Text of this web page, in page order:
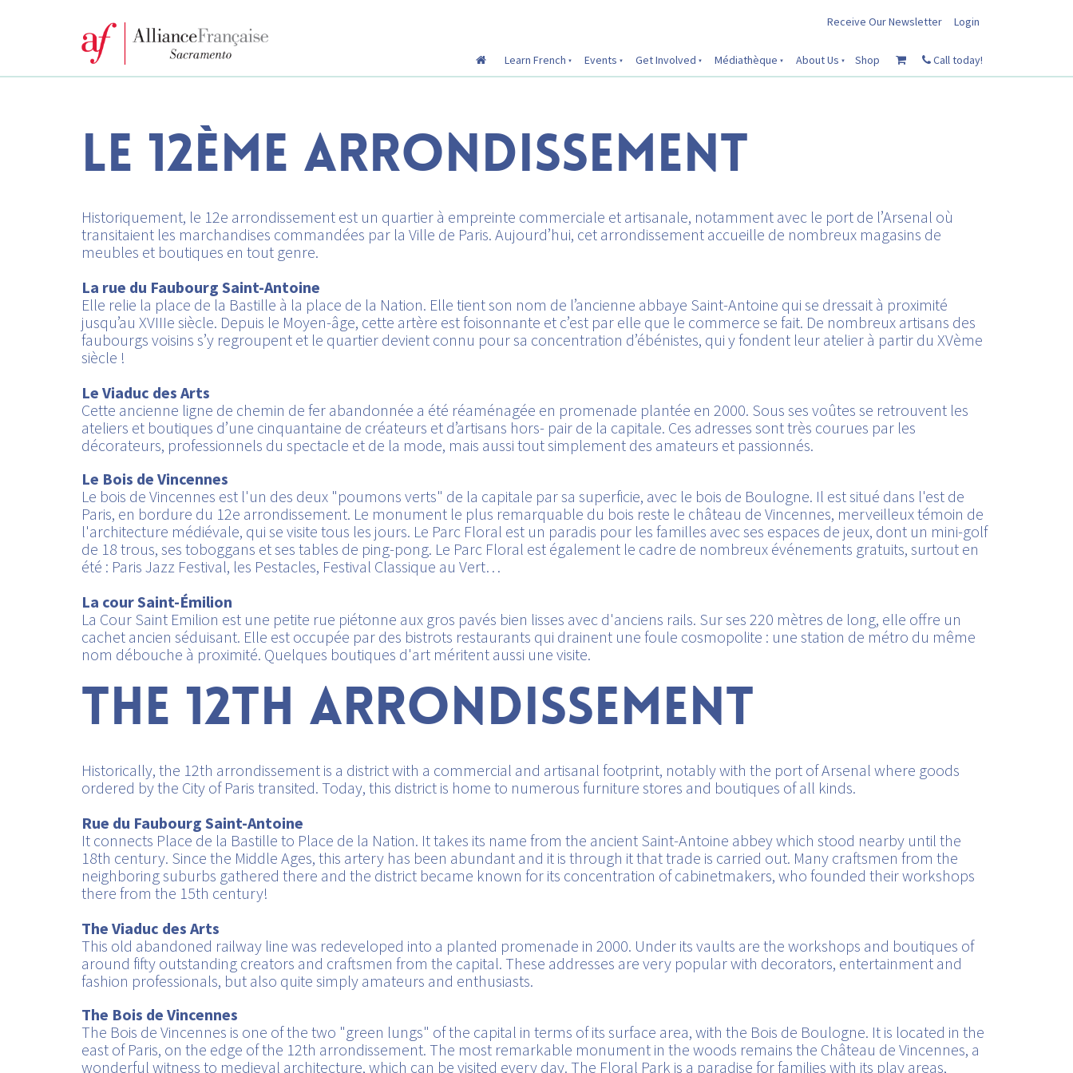
Login
Receive Our Newsletter
Learn French Events Get Involved Médiathèque About Us Shop Call today!
LE 12ÈME ARRONDISSEMENT
Historiquement, le 12e arrondissement est un quartier à empreinte commerciale et artisanale, notamment avec le port de l’Arsenal où
transitaient les marchandises commandées par la Ville de Paris. Aujourd’hui, cet arrondissement accueille de nombreux magasins de
meubles et boutiques en tout genre.
La rue du Faubourg Saint-Antoine
Elle relie la place de la Bastille à la place de la Nation. Elle tient son nom de l’ancienne abbaye Saint-Antoine qui se dressait à proximité
jusqu’au XVIIIe siècle. Depuis le Moyen-âge, cette artère est foisonnante et c’est par elle que le commerce se fait. De nombreux artisans des
faubourgs voisins s’y regroupent et le quartier devient connu pour sa concentration d’ébénistes, qui y fondent leur atelier à partir du XVème
siècle !
Le Viaduc des Arts
Cette ancienne ligne de chemin de fer abandonnée a été réaménagée en promenade plantée en 2000. Sous ses voûtes se retrouvent les
ateliers et boutiques d’une cinquantaine de créateurs et d’artisans hors- pair de la capitale. Ces adresses sont très courues par les
décorateurs, professionnels du spectacle et de la mode, mais aussi tout simplement des amateurs et passionnés.
Le Bois de Vincennes
Le bois de Vincennes est l'un des deux "poumons verts" de la capitale par sa superficie, avec le bois de Boulogne. Il est situé dans l'est de
Paris, en bordure du 12e arrondissement. Le monument le plus remarquable du bois reste le château de Vincennes, merveilleux témoin de
l'architecture médiévale, qui se visite tous les jours. Le Parc Floral est un paradis pour les familles avec ses espaces de jeux, dont un mini-golf
de 18 trous, ses toboggans et ses tables de ping-pong. Le Parc Floral est également le cadre de nombreux événements gratuits, surtout en
été : Paris Jazz Festival, les Pestacles, Festival Classique au Vert…
La cour Saint-Émilion
La Cour Saint Emilion est une petite rue piétonne aux gros pavés bien lisses avec d'anciens rails. Sur ses 220 mètres de long, elle offre un
cachet ancien séduisant. Elle est occupée par des bistrots restaurants qui drainent une foule cosmopolite : une station de métro du même
nom débouche à proximité. Quelques boutiques d'art méritent aussi une visite.
THE 12TH ARRONDISSEMENT
Historically, the 12th arrondissement is a district with a commercial and artisanal footprint, notably with the port of Arsenal where goods
ordered by the City of Paris transited. Today, this district is home to numerous furniture stores and boutiques of all kinds.
Rue du Faubourg Saint-Antoine
It connects Place de la Bastille to Place de la Nation. It takes its name from the ancient Saint-Antoine abbey which stood nearby until the
18th century. Since the Middle Ages, this artery has been abundant and it is through it that trade is carried out. Many craftsmen from the
neighboring suburbs gathered there and the district became known for its concentration of cabinetmakers, who founded their workshops
there from the 15th century!
The Viaduc des Arts
This old abandoned railway line was redeveloped into a planted promenade in 2000. Under its vaults are the workshops and boutiques of
around fifty outstanding creators and craftsmen from the capital. These addresses are very popular with decorators, entertainment and
fashion professionals, but also quite simply amateurs and enthusiasts.
The Bois de Vincennes
The Bois de Vincennes is one of the two "green lungs" of the capital in terms of its surface area, with the Bois de Boulogne. It is located in the
east of Paris, on the edge of the 12th arrondissement. The most remarkable monument in the woods remains the Château de Vincennes, a
wonderful witness to medieval architecture, which can be visited every day. The Floral Park is a paradise for families with its play areas,